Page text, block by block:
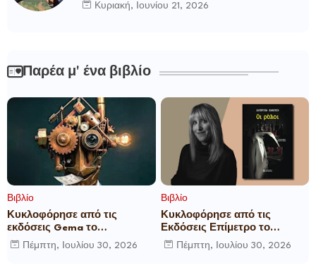
Κυριακή, Ιουνίου 21, 2026
Παρέα μ' ένα βιβλίο
Βιβλίο
Κυκλοφόρησε από τις
εκδόσεις Gema το
μυθιστόρημα του γνωστού
δημοσιογράφου Γεώργιου Θ.
Πέμπτη, Ιουλίου 30, 2026
Βιβλίο
Κυκλοφόρησε από τις
Εκδόσεις Επίμετρο το
αστυνομικό μυθιστόρημα της
Κατερίνας Πανούση Οι ρόλοι
Πέμπτη, Ιουλίου 30, 2026